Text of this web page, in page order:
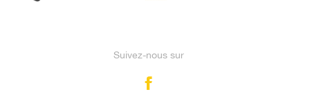
Suivez-nous sur